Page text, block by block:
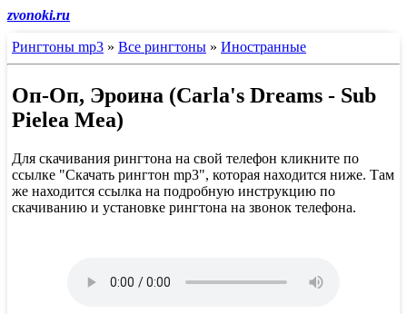
zvonoki.ru
Рингтоны mp3 » Все рингтоны » Иностранные
Оп-Оп, Эроина (Carla's Dreams - Sub
Pielea Mea)
Для скачивания рингтона на свой телефон кликните по
ссылке "Скачать рингтон mp3", которая находится ниже. Там
же находится ссылка на подробную инструкцию по
скачиванию и установке рингтона на звонок телефона.